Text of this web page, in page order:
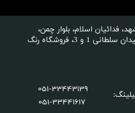
:
051-33443139
051-33441617
فدائیان اسلام، بلوار چمن،
انتهای چمن 13، بین شهیدان سلطانی 1 و 3، فروشگاه رنگ